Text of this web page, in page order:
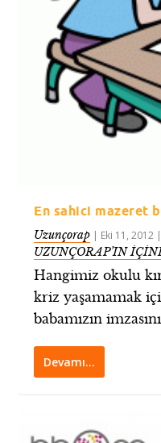
En sahici mazeret
Uzunçorap
Eki 11, 2012
UZUNÇORAP’IN
Hangimiz okulu
kriz yaşamamak
babamızın
Devamı…